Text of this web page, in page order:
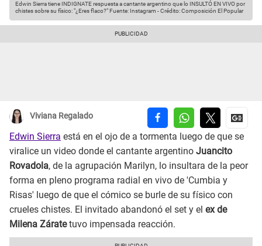
Edwin Sierra tiene INDIGNATE respuesta a cantante argentino que lo INSULTÓ EN VIVO por
chistes sobre su físico: "¿Eres flaco?"Fuente: Instagram -Crédito: Composición El Popular
Viviana Regalado
Edwin Sierra está en el ojo de a tormenta luego de que se
viralice un video donde el cantante argentino Juancito
Rovadola, de la agrupación Marilyn, lo insultara de la peor
forma en pleno programa radial en vivo de 'Cumbia y
Risas' luego de que el cómico se burle de su físico con
crueles chistes. El invitado abandonó el set y el ex de
Milena Záratetuvo impensada reacción.